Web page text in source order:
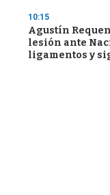
10:15
Agustín
lesión ante
ligamentos y